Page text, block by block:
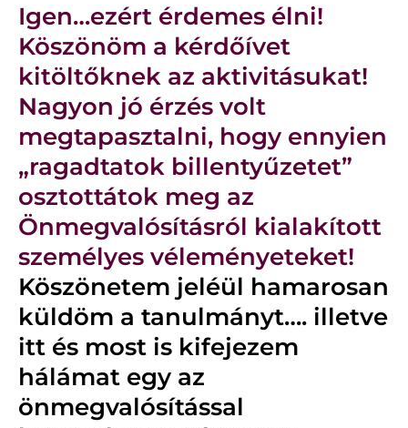
Igen…ezért érdemes élni!
Köszönöm a kérdőívet
kitöltőknek az aktivitásukat!
Nagyon jó érzés volt
megtapasztalni, hogy ennyien
„ragadtatok billentyűzetet”
osztottátok meg az
Önmegvalósításról kialakított
személyes véleményeteket!
Köszönetem jeléül hamarosan
küldöm a tanulmányt…. illetve
itt és most is kifejezem
hálámat egy az
önmegvalósítással